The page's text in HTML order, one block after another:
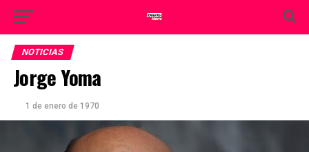
NOTICIAS
Jorge Yoma
1 de enero de 1970